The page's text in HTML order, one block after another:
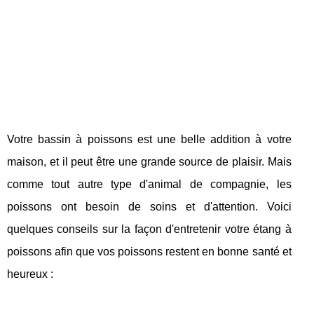
Votre bassin à poissons est une belle addition à votre
maison, et il peut être une grande source de plaisir. Mais
comme tout autre type d'animal de compagnie, les
poissons ont besoin de soins et d'attention. Voici
quelques conseils sur la façon d'entretenir votre étang à
poissons afin que vos poissons restent en bonne santé et
heureux :